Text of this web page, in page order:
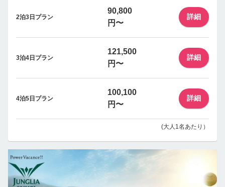
2泊3日プラン
90,800
円〜
詳細
3泊4日プラン
121,500
円〜
詳細
4泊5日プラン
100,100
円〜
詳細
(大人1名あたり）